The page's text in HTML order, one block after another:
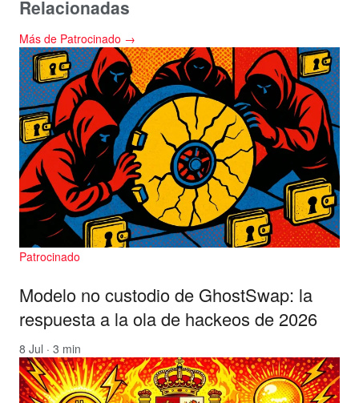
Relacionadas
Más de Patrocinado →
Patrocinado
Modelo no custodio de GhostSwap: la
respuesta a la ola de hackeos de 2026
8 Jul · 3 min